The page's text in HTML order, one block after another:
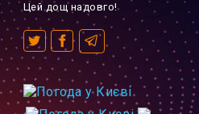
Цей дощ надовго!